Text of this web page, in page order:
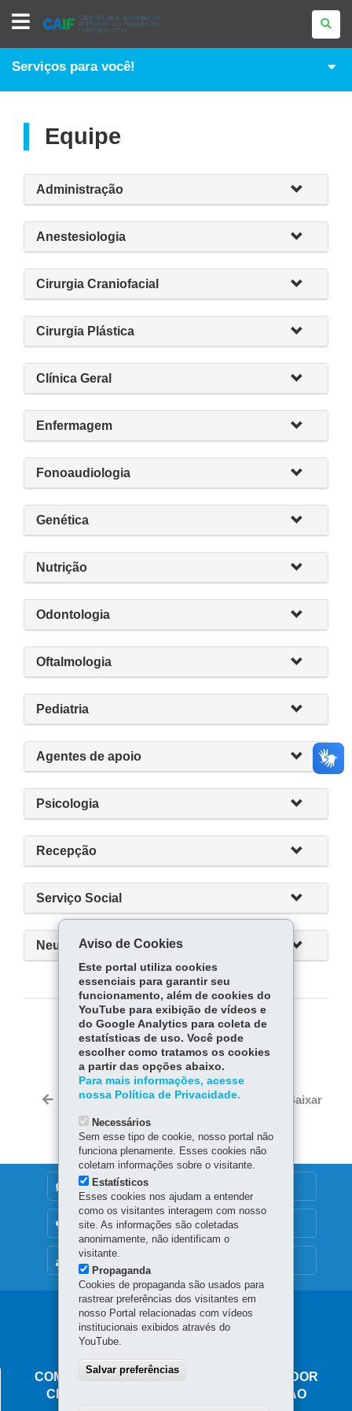
DE
ATENDIMENTO
FISSURADO
LÁBIOPALATAL
Serviços para você!
Equipe
Administração
Anestesiologia
Cirurgia Craniofacial
Cirurgia Plástica
Clínica Geral
Enfermagem
Fonoaudiologia
Genética
Nutrição
Odontologia
Oftalmologia
Pediatria
Agentes de apoio
Psicologia
Recepção
Serviço Social
Neurocirurgia
COMPARTILHE:
Fa
ce
bo
Tw
W
ha
ts
p
Voltar Início Imprimir Baixar
MAPA DO SITE
DENUNCIE CORRUPÇÃO
OUVIDORIA
Navegação
CAIF
COMPLEXO HOSPITALAR DO TRABALHADOR
CENTRO DE ATENDIMENTO INTEGRAL AO
Aviso de Cookies
Este portal utiliza cookies
essenciais para garantir seu
funcionamento, além de cookies do
YouTube para exibição de vídeos e
do Google Analytics para coleta de
estatísticas de uso. Você pode
escolher como tratamos os cookies
a partir das opções abaixo.
Para mais informações, acesse
nossa Política de Privacidade.
Necessários
Sem esse tipo de cookie, nosso portal não
funciona plenamente. Esses cookies não
coletam informações sobre o visitante.
Estatísticos
Esses cookies nos ajudam a entender
como os visitantes interagem com nosso
site. As informações são coletadas
anonimamente, não identificam o
visitante.
Propaganda
Cookies de propaganda são usados para
rastrear preferências dos visitantes em
nosso Portal relacionadas com vídeos
institucionais exibidos através do
YouTube.
Salvar preferências